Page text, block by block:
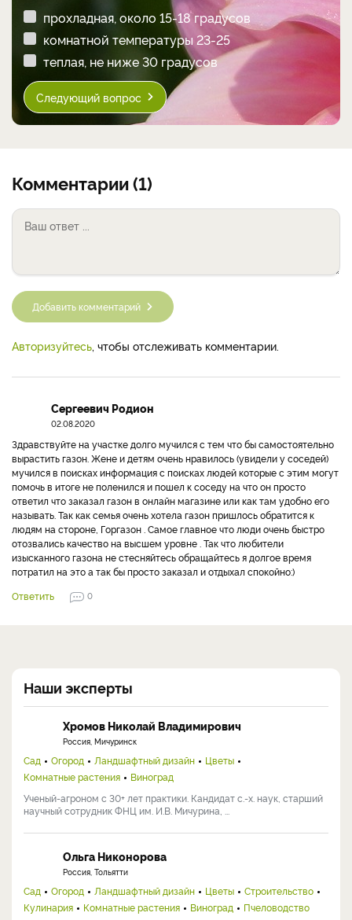
прохладная, около 15-18 градусов
комнатной температуры 23-25
теплая, не ниже 30 градусов
Следующий вопрос
Комментарии (1)
Добавить комментарий
Авторизуйтесь , чтобы отслеживать комментарии.
Сергеевич Родион
02.08.2020
Здравствуйте на участке долго мучился с тем что бы самостоятельно
вырастить газон. Жене и детям очень нравилось (увидели у соседей)
мучился в поисках информация с поисках людей которые с этим могут
помочь в итоге не поленился и пошел к соседу на что он просто
ответил что заказал газон в онлайн магазине или как там удобно его
называть. Так как семья очень хотела газон пришлось обратится к
людям на стороне, Горгазон . Самое главное что люди очень быстро
отозвались качество на высшем уровне . Так что любители
изысканного газона не стесняйтесь обращайтесь я долгое время
потратил на это а так бы просто заказал и отдыхал спокойно:)
Ответить
0
Наши эксперты
Хромов Николай Владимирович
Россия, Мичуринск
Сад Огород Ландшафтный дизайн
Цветы
Комнатные растения
Виноград
Ученый-агроном с 30+ лет практики. Кандидат с.-х. наук, старший
научный сотрудник ФНЦ им. И.В. Мичурина, ...
Ольга Никонорова
Россия, Тольятти
Сад Огород Ландшафтный дизайн Цветы
Строительство
Кулинария
Комнатные растения Виноград
Пчеловодство